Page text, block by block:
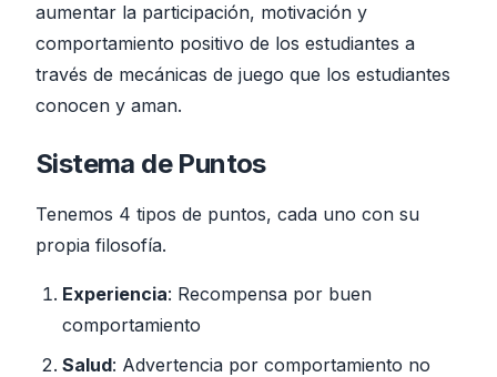
aumentar la participación, motivación y
comportamiento positivo de los estudiantes a
través de mecánicas de juego que los estudiantes
conocen y aman.
Sistema de Puntos
Tenemos 4 tipos de puntos, cada uno con su
propia filosofía.
Experiencia: Recompensa por buen
comportamiento
Salud: Advertencia por comportamiento no